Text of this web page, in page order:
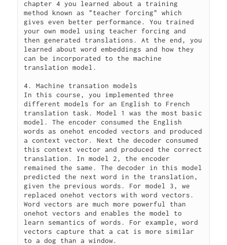
chapter 4 you learned about a training
method known as "teacher forcing" which
gives even better performance. You trained
your own model using teacher forcing and
then generated translations. At the end, you
learned about word embeddings and how they
can be incorporated to the machine
translation model.
4. Machine transation models
In this course, you implemented three
different models for an English to French
translation task. Model 1 was the most basic
model. The encoder consumed the English
words as onehot encoded vectors and produced
a context vector. Next the decoder consumed
this context vector and produced the correct
translation. In model 2, the encoder
remained the same. The decoder in this model
predicted the next word in the translation,
given the previous words. For model 3, we
replaced onehot vectors with word vectors.
Word vectors are much more powerful than
onehot vectors and enables the model to
learn semantics of words. For example, word
vectors capture that a cat is more similar
to a dog than a window.